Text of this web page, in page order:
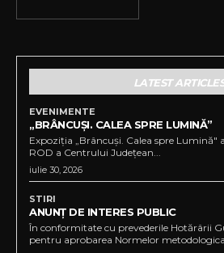
LATEST
EVENIMENTE
„BRÂNCUȘI. CALEA SPRE LUMINĂ”
Expoziția „Brâncuși. Calea spre Lumină"
ROD a Centrului Județean...
iulie 30, 2026
STIRI
ANUNȚ DE INTERES PUBLIC
În conformitate cu prevederile Hotărârii
pentru aprobarea Normelor